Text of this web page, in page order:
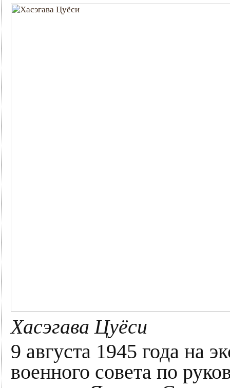
Хасэгава Цуёси
9 августа 1945 года на
военного совета по